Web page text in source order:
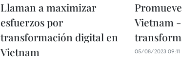
Llaman a maximizar
esfuerzos por
transformación digital en
Vietnam
Vietnam
05/08/2023 09:11